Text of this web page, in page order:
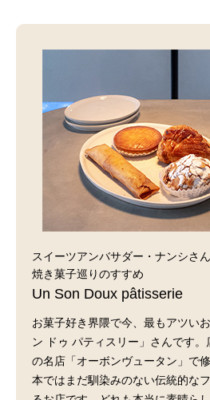
スイーツアンバサダー・ナンシさ
焼き菓子巡りのすすめ
Un Son Doux pâtisserie
お菓子好き界隈で今、最もアツい
ン ドゥ パティスリー」さんです
の名店「オーボンヴュータン」で
本ではまだ馴染みのない伝統的な